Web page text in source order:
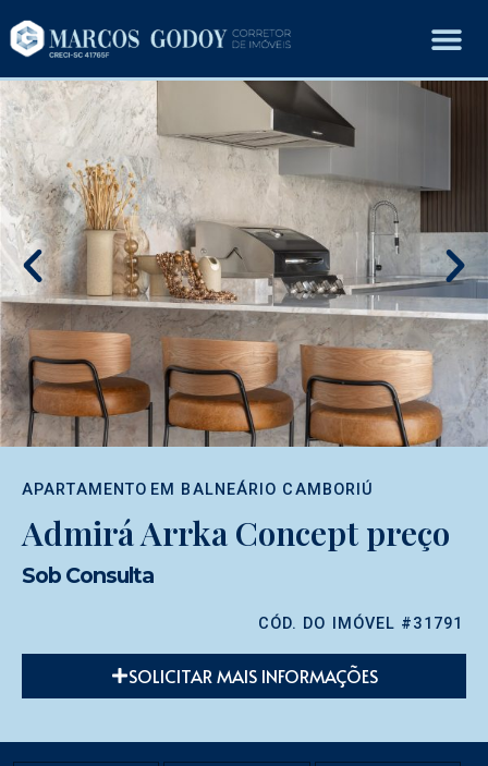
APARTAMENTO EM BALNEÁRIO CAMBORIÚ
Admirá Arrka Concept preço
Sob Consulta
CÓD. DO IMÓVEL #31791
SOLICITAR MAIS INFORMAÇÕES